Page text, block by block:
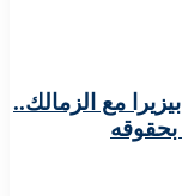
مع الزمالك..